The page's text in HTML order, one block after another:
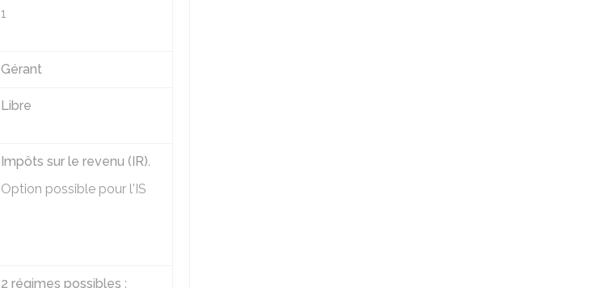
1
Gérant
Libre
Impôts sur le revenu (IR).
Option possible pour l'IS
2 régimes possibles :